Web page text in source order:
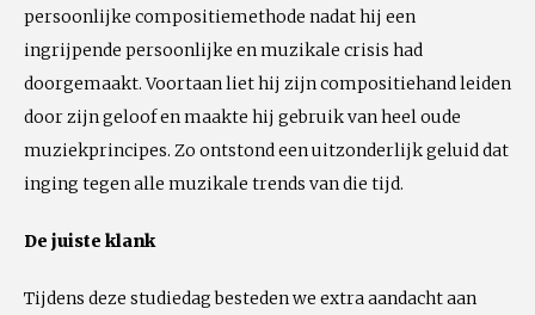
persoonlijke compositiemethode nadat hij een
ingrijpende persoonlijke en muzikale crisis had
doorgemaakt. Voortaan liet hij zijn compositiehand leiden
door zijn geloof en maakte hij gebruik van heel oude
muziekprincipes. Zo ontstond een uitzonderlijk geluid dat
inging tegen alle muzikale trends van die tijd.
De juiste klank
Tijdens deze studiedag besteden we extra aandacht aan